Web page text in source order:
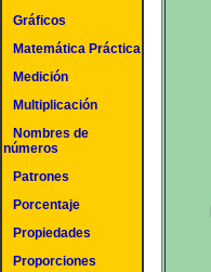
Gráficos
Matemática Práctica
Medición
Multiplicación
Nombres de
números
Patrones
Porcentaje
Propiedades
Proporciones